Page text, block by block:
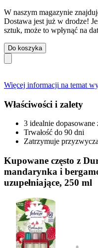
W naszym magazynie
Dostawa jest już w drodze!
sztuk, może to wpłynąć na
Do koszyka
Więcej informacji na temat
Właściwości i zalety
3 idealnie dopasowane
Trwałość do 90 dni
Zatrzymuje
Kupowane często z
mandarynka i
uzupełniające, 250 ml